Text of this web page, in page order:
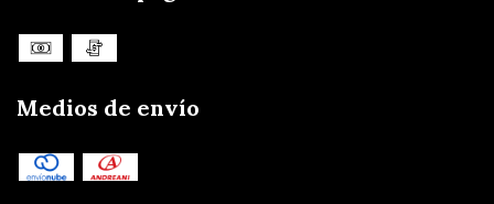
Medios de envío